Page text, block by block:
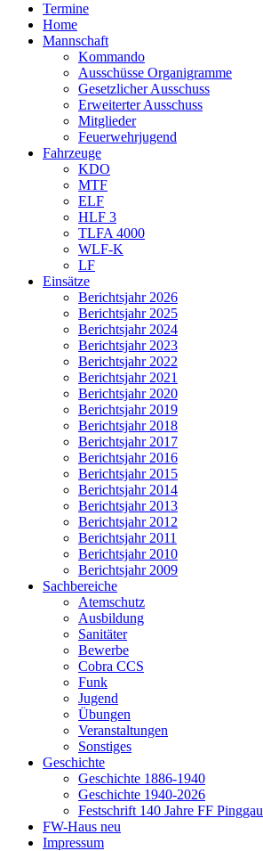
Termine
Home
Mannschaft
Kommando
Ausschüsse Organigramme
Gesetzlicher Ausschuss
Erweiterter Ausschuss
Mitglieder
Feuerwehrjugend
Fahrzeuge
KDO
MTF
ELF
HLF 3
TLFA 4000
WLF-K
LF
Einsätze
Berichtsjahr 2026
Berichtsjahr 2025
Berichtsjahr 2024
Berichtsjahr 2023
Berichtsjahr 2022
Berichtsjahr 2021
Berichtsjahr 2020
Berichtsjahr 2019
Berichtsjahr 2018
Berichtsjahr 2017
Berichtsjahr 2016
Berichtsjahr 2015
Berichtsjahr 2014
Berichtsjahr 2013
Berichtsjahr 2012
Berichtsjahr 2011
Berichtsjahr 2010
Berichtsjahr 2009
Sachbereiche
Atemschutz
Ausbildung
Sanitäter
Bewerbe
Cobra CCS
Funk
Jugend
Übungen
Veranstaltungen
Sonstiges
Geschichte
Geschichte 1886-1940
Geschichte 1940-2026
Festschrift 140 Jahre FF Pinggau
FW-Haus neu
Impressum